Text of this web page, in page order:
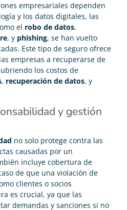
empresariales dependen
y los datos digitales, las
el robo de datos,
, y phishing, se han vuelto
Este tipo de seguro ofrece
empresas a recuperarse de
los costos de
, recuperación de datos, y
y gestión
no solo protege contra las
causadas por un
incluye cobertura de
de que una violación de
clientes o socios
es crucial, ya que las
demandas y sanciones si no